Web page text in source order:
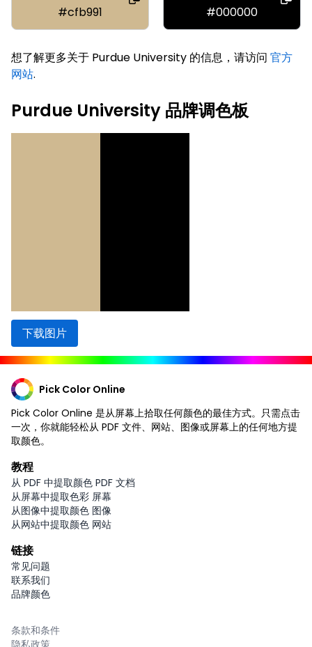
#cfb991 #000000
想了解更多关于 Purdue University 的信息，请访问 官方
网站.
Purdue University 品牌调色板
下载图片
Pick Color Online
Pick Color Online 是从屏幕上拾取任何颜色的最佳方式。只需点击
一次，你就能轻松从 PDF 文件、网站、图像或屏幕上的任何地方提
取颜色。
教程
从 PDF 中提取颜色 PDF 文档
从屏幕中提取色彩 屏幕
从图像中提取颜色 图像
从网站中提取颜色 网站
链接
常见问题
联系我们
品牌颜色
条款和条件
隐私政策